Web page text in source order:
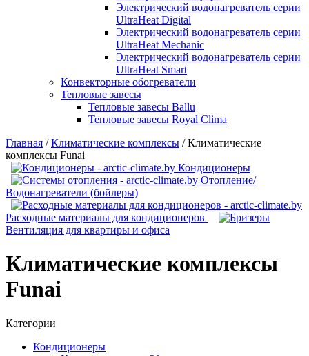
Электрический водонагреватель серии
UltraHeat Digital
Электрический водонагреватель серии
UltraHeat Mechanic
Электрический водонагреватель серии
UltraHeat Smart
Конвекторные обогреватели
Тепловые завесы
Тепловые завесы Ballu
Тепловые завесы Royal Clima
Главная /Климатические комплексы /Климатические
комплексы Funai
Кондиционеры
Отопление/
Водонагреватели (бойлеры)
Расходные материалы для кондиционеров
Вентиляция для квартиры и офиса
Климатические комплексы
Funai
Категории
Кондиционеры